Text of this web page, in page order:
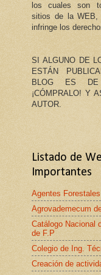
los cuales son
sitios de la
infringe los
SI ALGUNO DE
ESTÁN
BLOG ES
¡CÓMPRALO! Y
AUTOR.
Listado de
Importantes
Agentes Forestales
Agrovademecum
Catálogo Nacional
de F.P
Colegio de Ing.
Creación de